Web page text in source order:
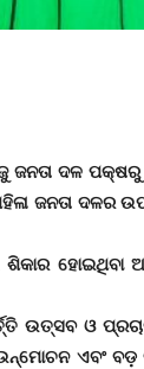
ଦଳ ପକ୍ଷରୁ
ଜନତା ଦଳର
ହୋଇଥିବା
ଉତ୍ସବ ଓ
ଏବଂ ବଡ଼ ବଡ଼